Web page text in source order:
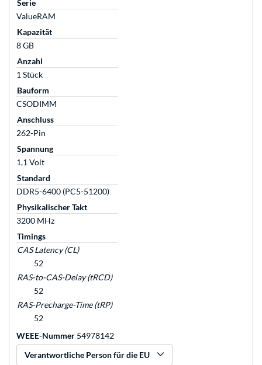
Serie
ValueRAM
Kapazität
8 GB
Anzahl
1 Stück
Bauform
CSODIMM
Anschluss
262-Pin
Spannung
1,1 Volt
Standard
DDR5-6400 (PC5-51200)
Physikalischer Takt
3200 MHz
Timings
CAS Latency (CL)
52
RAS-to-CAS-Delay (tRCD)
52
RAS-Precharge-Time (tRP)
52
WEEE-Nummer 54978142
Verantwortliche Person für die EU